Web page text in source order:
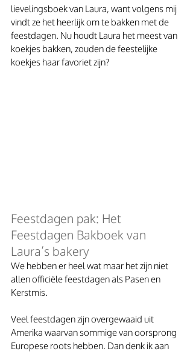
lievelingsboek van Laura, want volgens mij
vindt ze het heerlijk om te bakken met de
feestdagen. Nu houdt Laura het meest van
koekjes bakken, zouden de feestelijke
koekjes haar favoriet zijn?
Feestdagen pak: Het
Feestdagen Bakboek van
Laura’s bakery
We hebben er heel wat maar het zijn niet
allen officiële feestdagen als Pasen en
Kerstmis.
Veel feestdagen zijn overgewaaid uit
Amerika waarvan sommige van oorsprong
Europese roots hebben. Dan denk ik aan